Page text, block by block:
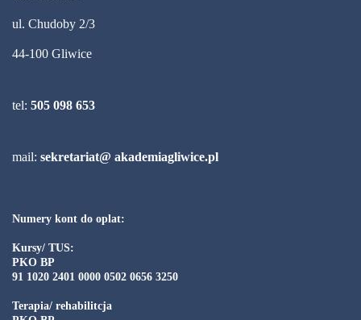
ul. Chudoby 2/3
44-100 Gliwice
tel: 505 098 653
mail: sekretariat@ akademiagliwice.pl
Numery kont do oplat:
Kursy/ TUS:
PKO BP
91 1020 2401 0000 0502 0656 3250
Terapia/ rehabilitcja